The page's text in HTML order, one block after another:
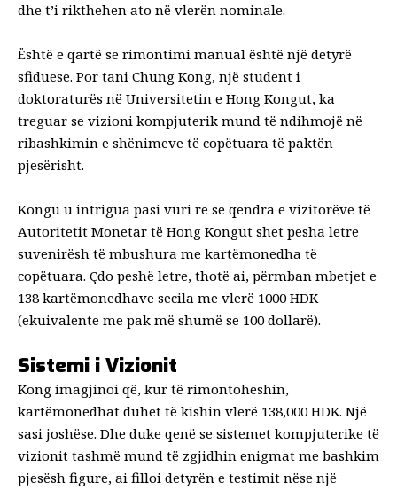
dhe t’i rikthehen ato në vlerën nominale.
Është e qartë se rimontimi manual është një detyrë
sfiduese. Por tani Chung Kong, një student i
doktoraturës në Universitetin e Hong Kongut, ka
treguar se vizioni kompjuterik mund të ndihmojë në
ribashkimin e shënimeve të copëtuara të paktën
pjesërisht.
Kongu u intrigua pasi vuri re se qendra e vizitorëve të
Autoritetit Monetar të Hong Kongut shet pesha letre
suvenirësh të mbushura me kartëmonedha të
copëtuara. Çdo peshë letre, thotë ai, përmban mbetjet e
138 kartëmonedhave secila me vlerë 1000 HDK
(ekuivalente me pak më shumë se 100 dollarë).
Sistemi i Vizionit
Kong imagjinoi që, kur të rimontoheshin,
kartëmonedhat duhet të kishin vlerë 138,000 HDK. Një
sasi joshëse. Dhe duke qenë se sistemet kompjuterike të
vizionit tashmë mund të zgjidhin enigmat me bashkim
pjesësh figure, ai filloi detyrën e testimit nëse një